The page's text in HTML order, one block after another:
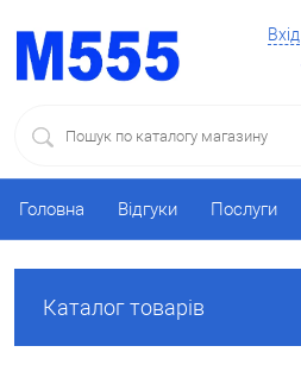
Вхід
Головна Відгуки Послуги
Каталог товарів